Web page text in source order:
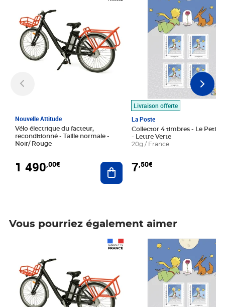
Nouvelle Attitude
Vélo électrique du facteur,
reconditionné - Taille normale -
Noir/ Rouge
1 490,00€ Ajouter au panier
Livraison offerte
La Poste
Collector 4 timbres - Le Petit
- Lettre Verte
20g / France
7,50€
Vous pourriez également aimer
Prix 7,50€